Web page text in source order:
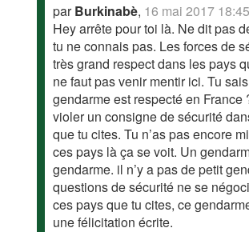
parBurkinabè, 16 mai 2017 18:45
Hey arrête pour toi là. Ne dit pas
tu ne connais pas. Les forces de
très grand respect dans les pays
ne faut pas venir mentir ici. Tu
gendarme est respecté en France
violer un consigne de sécurité
que tu cites. Tu n’as pas encore
ces pays là ça se voit. Un
gendarme. il n’y a pas de petit
questions de sécurité ne se
ces pays que tu cites, ce
une félicitation écrite.